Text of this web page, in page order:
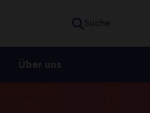
Suche
Über uns